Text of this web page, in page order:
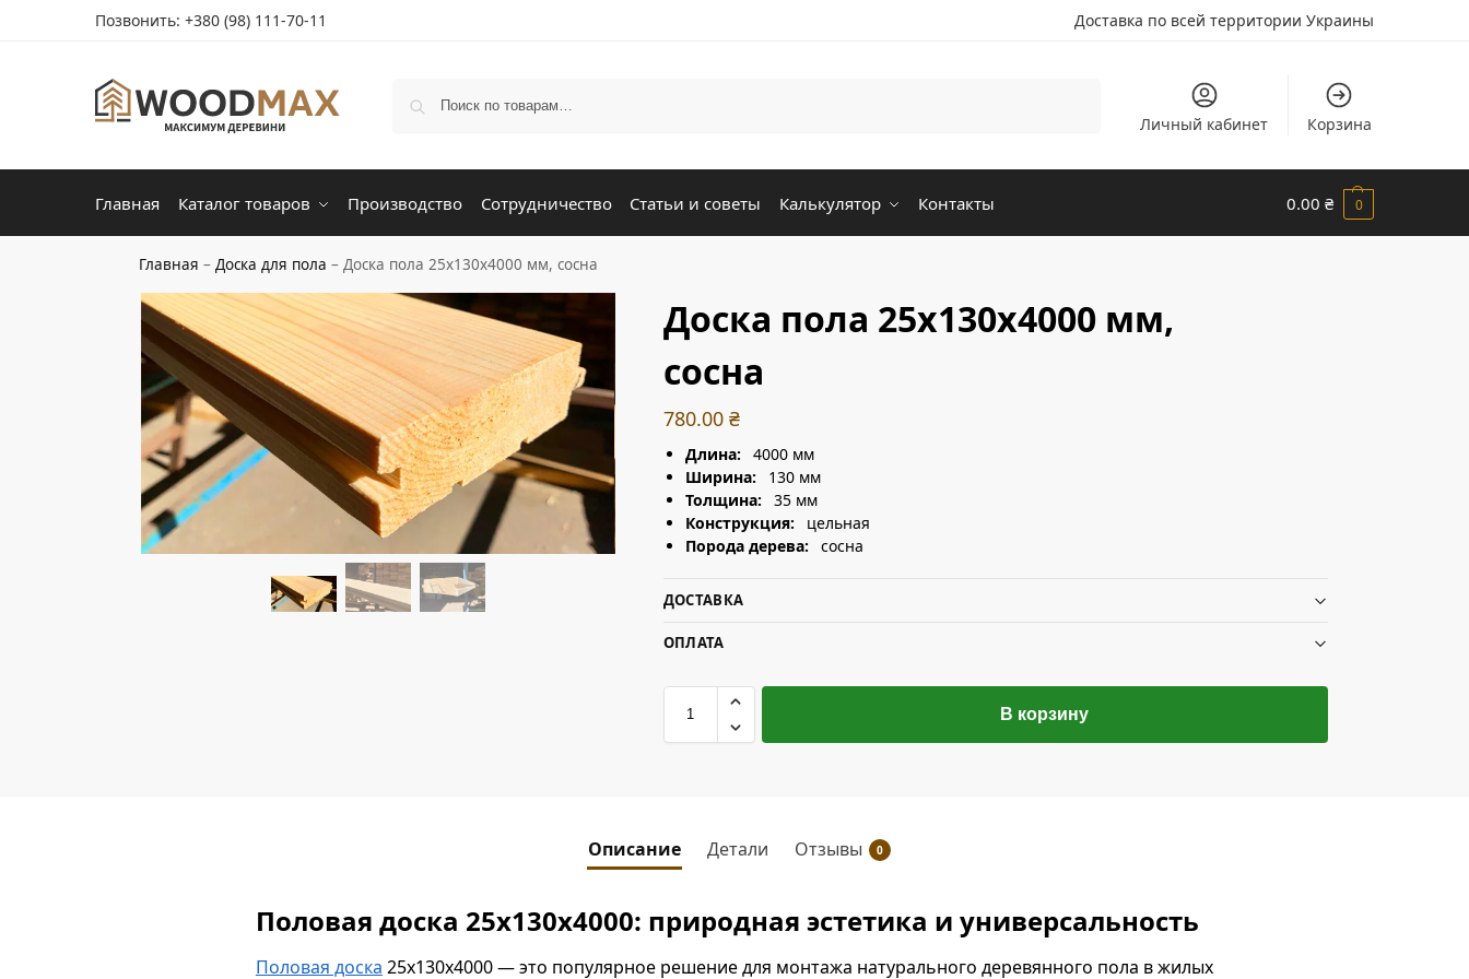
Позвонить: +380 (98) 111-70-11 Доставка по всей территории Украины
Личный кабинет Корзина
Главная Каталог товаров Производство Сотрудничество Статьи и советы Калькулятор Контакты 0.00 ₴ 0
Главная –Доска для пола –Доска пола 25х130х4000 мм, сосна
Доска пола 25х130х4000 мм,
сосна
780.00 ₴
Длина: 4000 мм
Ширина: 130 мм
Толщина: 35 мм
Конструкция: цельная
Порода дерева: сосна
ДОСТАВКА
ОПЛАТА
В корзину
Описание Детали Отзывы 0
Половая доска 25х130х4000: природная эстетика и универсальность
Половая доска 25х130х4000 — это популярное решение для монтажа натурального деревянного пола в жилых